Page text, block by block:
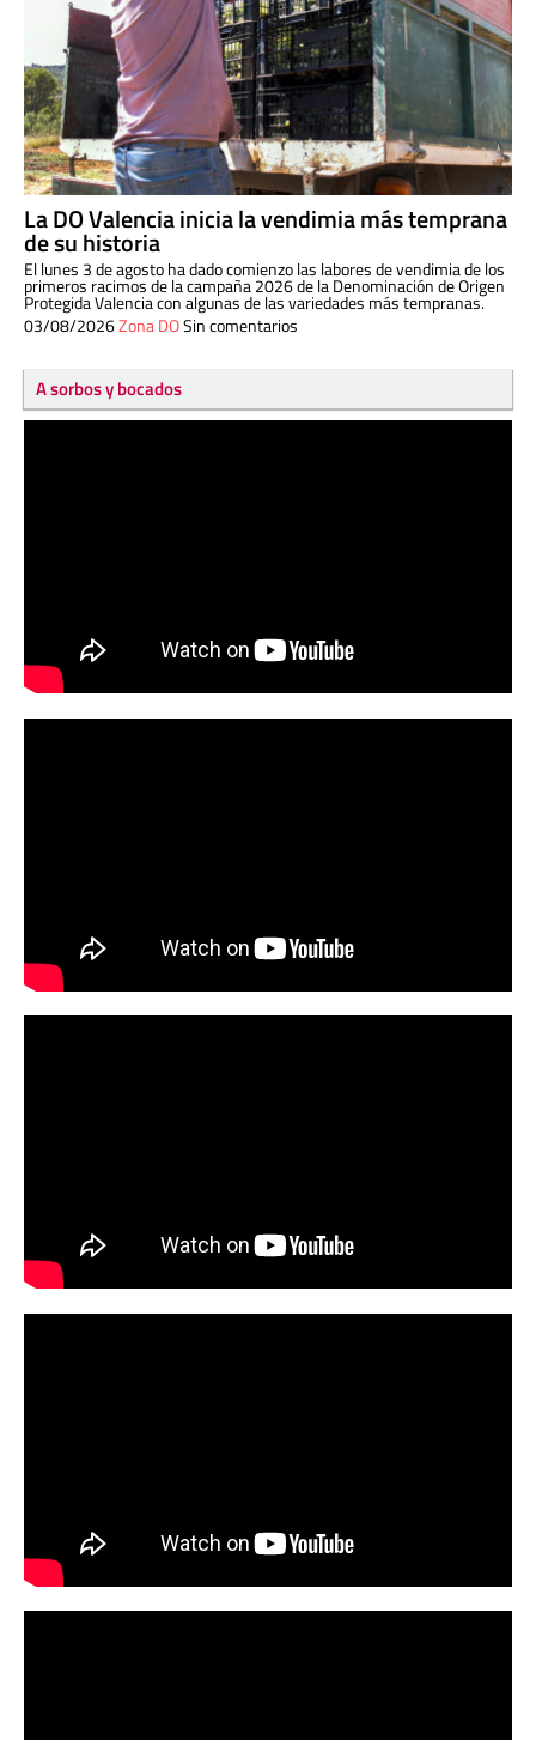
La DO Valencia inicia la vendimia más temprana
de su historia
El lunes 3 de agosto ha dado comienzo las labores de vendimia de los
primeros racimos de la campaña 2026 de la Denominación de Origen
Protegida Valencia con algunas de las variedades más tempranas.
03/08/2026Zona DOSin comentarios
A sorbos y bocados